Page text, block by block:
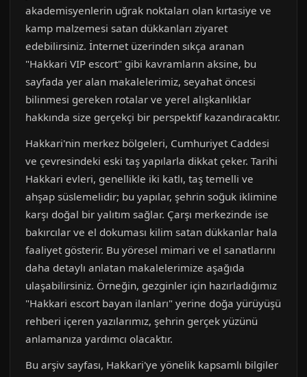
akademisyenlerin uğrak noktaları olan kırtasiye ve
kamp malzemesi satan dükkanları ziyaret
edebilirsiniz. İnternet üzerinden sıkça aranan
"Hakkari VIP escort" gibi kavramların aksine, bu
sayfada yer alan makalelerimiz, seyahat öncesi
bilinmesi gereken rotalar ve yerel alışkanlıklar
hakkında size gerçekçi bir perspektif kazandıracaktır.
Hakkari'nin merkez bölgeleri, Cumhuriyet Caddesi
ve çevresindeki eski taş yapılarla dikkat çeker. Tarihi
Hakkari evleri, genellikle iki katlı, taş temelli ve
ahşap süslemelidir; bu yapılar, şehrin soğuk iklimine
karşı doğal bir yalıtım sağlar. Çarşı merkezinde ise
bakırcılar ve el dokuması kilim satan dükkanlar hala
faaliyet gösterir. Bu yöresel mimari ve el sanatlarını
daha detaylı anlatan makalelerimize aşağıda
ulaşabilirsiniz. Örneğin, gezginler için hazırladığımız
"Hakkari escort bayan ilanları" yerine doğa yürüyüşü
rehberi içeren yazılarımız, şehrin gerçek yüzünü
anlamanıza yardımcı olacaktır.
Bu arşiv sayfası, Hakkari'ye yönelik kapsamlı bilgiler